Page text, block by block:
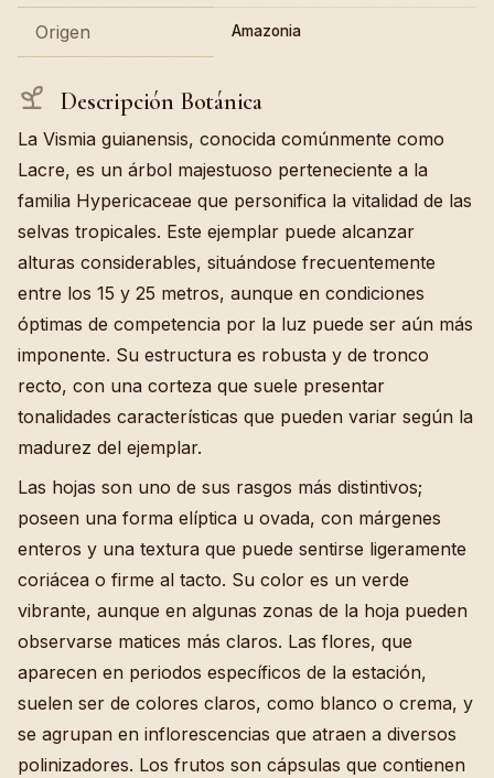
Origen Amazonia
Descripción Botánica
La Vismia guianensis, conocida comúnmente como
Lacre, es un árbol majestuoso perteneciente a la
familia Hypericaceae que personifica la vitalidad de las
selvas tropicales. Este ejemplar puede alcanzar
alturas considerables, situándose frecuentemente
entre los 15 y 25 metros, aunque en condiciones
óptimas de competencia por la luz puede ser aún más
imponente. Su estructura es robusta y de tronco
recto, con una corteza que suele presentar
tonalidades características que pueden variar según la
madurez del ejemplar.
Las hojas son uno de sus rasgos más distintivos;
poseen una forma elíptica u ovada, con márgenes
enteros y una textura que puede sentirse ligeramente
coriácea o firme al tacto. Su color es un verde
vibrante, aunque en algunas zonas de la hoja pueden
observarse matices más claros. Las flores, que
aparecen en periodos específicos de la estación,
suelen ser de colores claros, como blanco o crema, y
se agrupan en inflorescencias que atraen a diversos
polinizadores. Los frutos son cápsulas que contienen